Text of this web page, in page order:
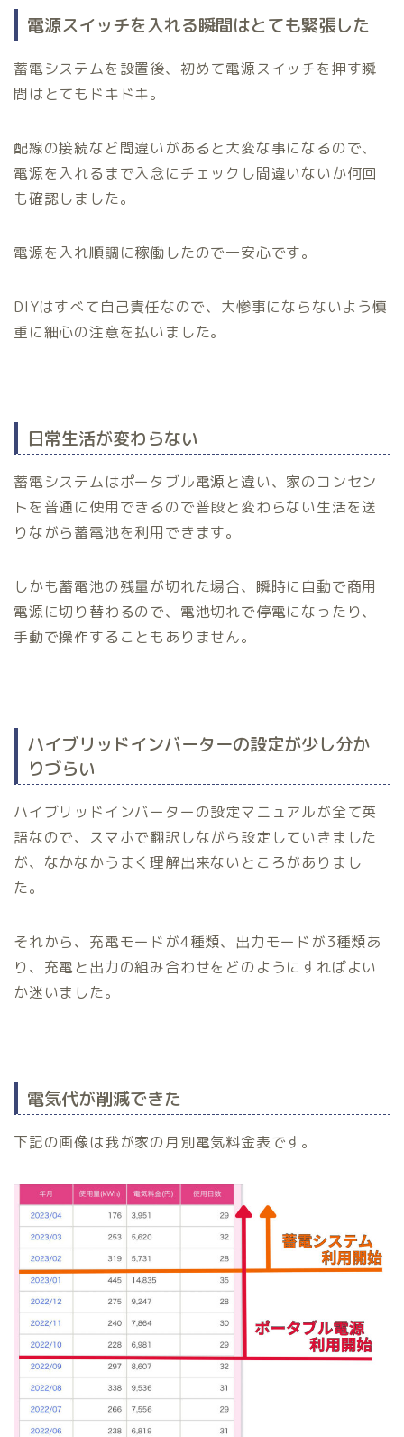
電源スイッチを入れる瞬間はとても緊張した
蓄電システムを設置後、初めて電源スイッチを押す瞬
間はとてもドキドキ。
配線の接続など間違いがあると大変な事になるので、
電源を入れるまで入念にチェックし間違いないか何回
も確認しました。
電源を入れ順調に稼働したので一安心です。
DIYはすべて自己責任なので、大惨事にならないよう慎
重に細心の注意を払いました。
日常生活が変わらない
蓄電システムはポータブル電源と違い、家のコンセン
トを普通に使用できるので普段と変わらない生活を送
りながら蓄電池を利用できます。
しかも蓄電池の残量が切れた場合、瞬時に自動で商用
電源に切り替わるので、電池切れで停電になったり、
手動で操作することもありません。
ハイブリッドインバーターの設定が少し分か
りづらい
ハイブリッドインバーターの設定マニュアルが全て英
語なので、スマホで翻訳しながら設定していきました
が、なかなかうまく理解出来ないところがありまし
た。
それから、充電モードが4種類、出力モードが3種類あ
り、充電と出力の組み合わせをどのようにすればよい
か迷いました。
電気代が削減できた
下記の画像は我が家の月別電気料金表です。